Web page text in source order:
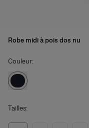
Robe midi à pois dos nu
Couleur:
Tailles: